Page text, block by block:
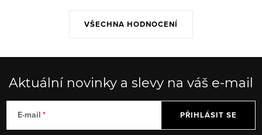
VŠECHNA HODNOCENÍ
Aktuální novinky a slevy na váš e-mail
E-mail PŘIHLÁSIT SE